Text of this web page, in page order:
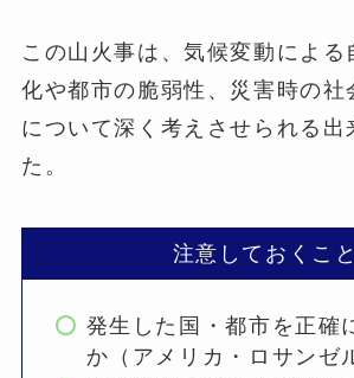
この山火事は、気候変動による
化や都市の脆弱性、災害時の社
について深く考えさせられる出
た。
注意しておくこと
発生した国・都市を正確
か（アメリカ・ロサンゼ